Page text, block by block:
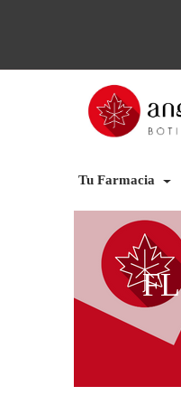
Tu Farmacia